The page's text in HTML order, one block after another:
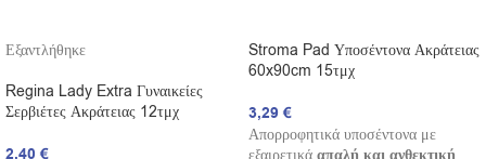
Εξαντλήθηκε
Regina Lady Extra Γυναικείες
Σερβιέτες Ακράτειας 12τμχ
Stroma Pad Υποσέντονα Ακράτειας
60x90cm 15τμχ
3,29 €
Απορροφητικά υποσέντονα με